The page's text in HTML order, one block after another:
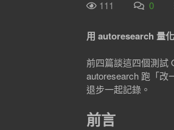
111 0
用 autoresearch 量
前四篇談這四個測試
autoresearch 跑「
退步一起記錄。
前言